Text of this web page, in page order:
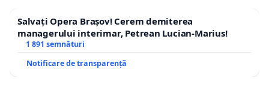
Salvați Opera Brașov! Cerem demiterea
managerului interimar, Petrean Lucian-Marius!
1 891 semnături
Notificare de transparență